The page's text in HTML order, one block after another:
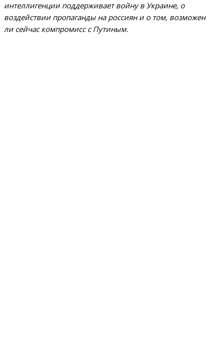
интеллигенции поддерживает войну в Украине, о
воздействии пропаганды на россиян и о том, возможен
ли сейчас компромисс с Путиным.